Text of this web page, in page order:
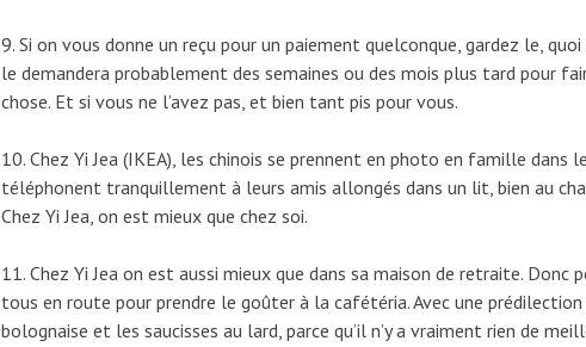
9. Si on vous donne un reçu pour un paiement quelconque, gardez le, quoi
le demandera probablement des semaines ou des mois plus tard pour
chose. Et si vous ne l’avez pas, et bien tant pis pour vous.
10. Chez Yi Jea (IKEA), les chinois se prennent en photo en famille dans
téléphonent tranquillement à leurs amis allongés dans un lit, bien au
Chez Yi Jea, on est mieux que chez soi.
11. Chez Yi Jea on est aussi mieux que dans sa maison de retraite. Donc
tous en route pour prendre le goûter à la cafétéria. Avec une
bolognaise et les saucisses au lard, parce qu’il n’y a vraiment rien de